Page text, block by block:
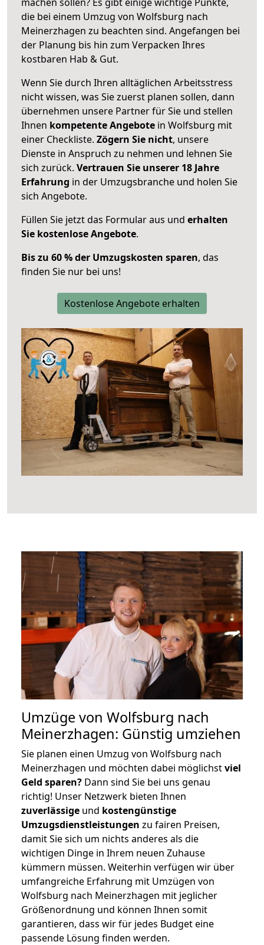
die bei einem Umzug von Wolfsburg nach
Meinerzhagen zu beachten sind. Angefangen bei
der Planung bis hin zum Verpacken Ihres
kostbaren Hab & Gut.
Wenn Sie durch Ihren alltäglichen Arbeitsstress
nicht wissen, was Sie zuerst planen sollen, dann
übernehmen unsere Partner für Sie und stellen
Ihnen kompetente Angebote in Wolfsburg mit
einer Checkliste. Zögern Sie nicht, unsere
Dienste in Anspruch zu nehmen und lehnen Sie
sich zurück. Vertrauen Sie unserer 18 Jahre
Erfahrung in der Umzugsbranche und holen Sie
sich Angebote.
Füllen Sie jetzt das Formular aus und erhalten
Sie kostenlose Angebote.
Bis zu 60 % der Umzugskosten sparen, das
finden Sie nur bei uns!
Kostenlose Angebote erhalten
Umzüge von Wolfsburg nach
Meinerzhagen: Günstig umziehen
Sie planen einen Umzug von Wolfsburg nach
Meinerzhagen und möchten dabei möglichstviel
Geld sparen? Dann sind Sie bei uns genau
richtig! Unser Netzwerk bieten Ihnen
zuverlässige und kostengünstige
Umzugsdienstleistungen zu fairen Preisen,
damit Sie sich um nichts anderes als die
wichtigen Dinge in Ihrem neuen Zuhause
kümmern müssen. Weiterhin verfügen wir über
umfangreiche Erfahrung mit Umzügen von
Wolfsburg nach Meinerzhagen mit jeglicher
Größenordnung und können Ihnen somit
garantieren, dass wir für jedes Budget eine
passende Lösung finden werden.